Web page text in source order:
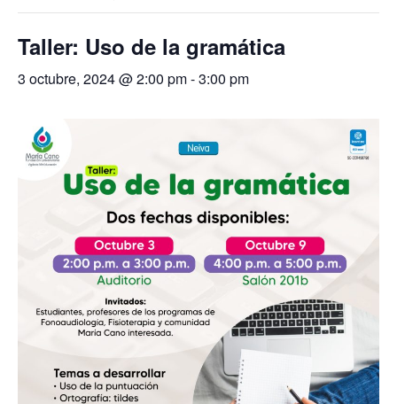
Taller: Uso de la gramática
3 octubre, 2024 @ 2:00 pm-3:00 pm